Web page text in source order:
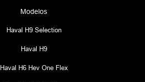
Modelos
Haval H9 Selection
Haval H9
Haval H6 Hev One Flex